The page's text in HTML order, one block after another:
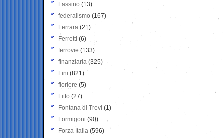
Fassino (13)
federalismo (167)
Ferrara (21)
Ferretti (6)
ferrovie (133)
finanziaria (325)
Fini (821)
fioriere (5)
Fitto (27)
Fontana di Trevi (1)
Formigoni (90)
Forza Italia (596)